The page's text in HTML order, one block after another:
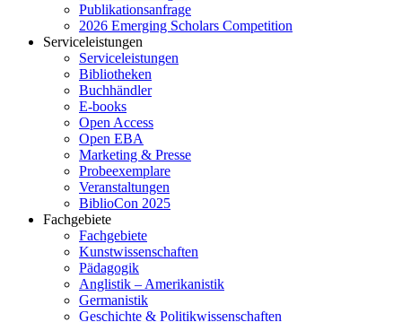
Publikationsanfrage
2026 Emerging Scholars Competition
Serviceleistungen
Serviceleistungen
Bibliotheken
Buchhändler
E-books
Open Access
Open EBA
Marketing & Presse
Probeexemplare
Veranstaltungen
BiblioCon 2025
Fachgebiete
Fachgebiete
Kunstwissenschaften
Pädagogik
Anglistik – Amerikanistik
Germanistik
Geschichte & Politikwissenschaften